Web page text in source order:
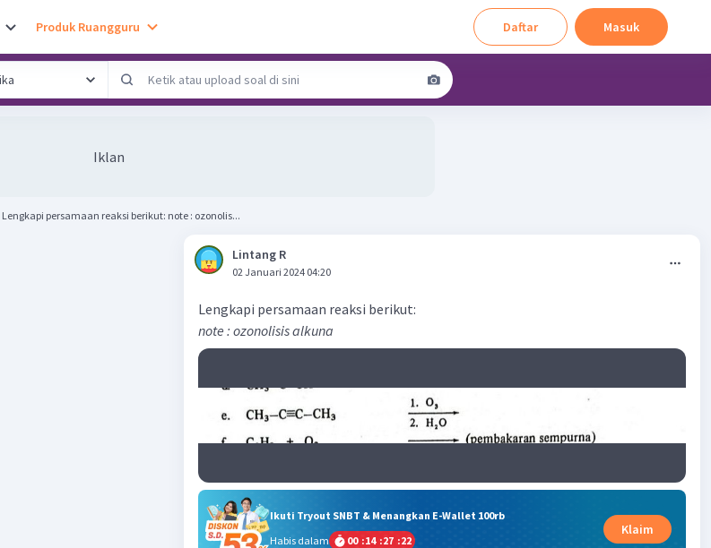
Produk Ruangguru Daftar Masuk
Iklan
Lengkapi persamaan reaksi berikut: note : ozonolis...
Lintang R
02 Januari 2024 04:20
Lengkapi persamaan reaksi berikut:
note : ozonolisis alkuna
Ikuti Tryout SNBT & Menangkan E-Wallet 100rb
Habis dalam
00 :14 :27 :21
Klaim